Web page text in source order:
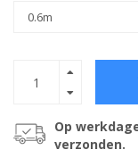
Op
verzonden.